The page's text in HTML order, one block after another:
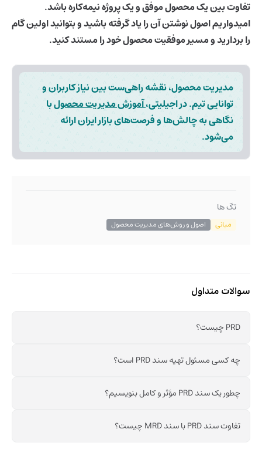
تفاوت بین یک محصول موفق و یک پروژه نیمه‌کاره باشد.
امیدواریم اصول نوشتن آن را یاد گرفته باشید و بتوانید اولین گام
را بردارید و مسیر موفقیت محصول خود را مستند کنید.
مدیریت محصول، نقشه راهی‌ست بین نیاز کاربران و
توانایی تیم. دراجیلیتی،آموزش مدیریت محصولبا
نگاهی به چالش‌ها و فرصت‌های بازار ایران ارائه
می‌شود.
تگ ها
مبانی اصول و روش‌های مدیریت محصول
سوالات متداول
PRD چیست؟
چه کسی مسئول تهیه سند PRD است؟
چطور یک سند PRD مؤثر و کامل بنویسیم؟
تفاوت سند PRD با سند MRD چیست؟